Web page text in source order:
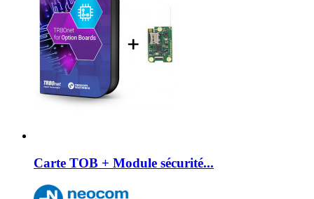
Carte TOB + Module sécurité...